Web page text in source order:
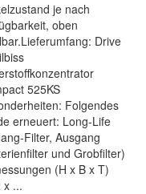
je nach
oben
Drive
525KS
Folgendes
erneuert: Long-Life
Filter, Ausgang
und Grobfilter)
(H x B x T)
x ...